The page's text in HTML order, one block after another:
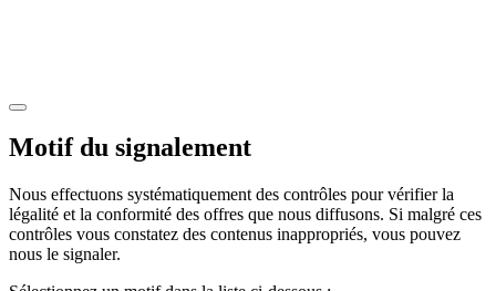
Motif du signalement
Nous effectuons systématiquement des contrôles pour vérifier la
légalité et la conformité des offres que nous diffusons. Si malgré ces
contrôles vous constatez des contenus inappropriés, vous pouvez
nous le signaler.